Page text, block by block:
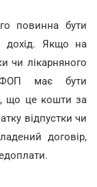
повинна бути
дохід. Якщо на
чи лікарняного
ФОП має бути
що це кошти за
відпустки чи
договір,